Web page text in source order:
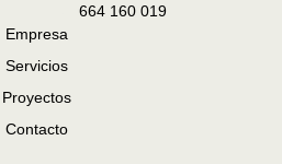
664 160 019
Empresa
Servicios
Proyectos
Contacto